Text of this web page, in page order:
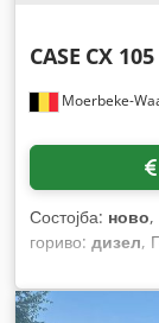
Moerbeke-
CASE CX 105
Состојба: ново,
гориво: дизел,